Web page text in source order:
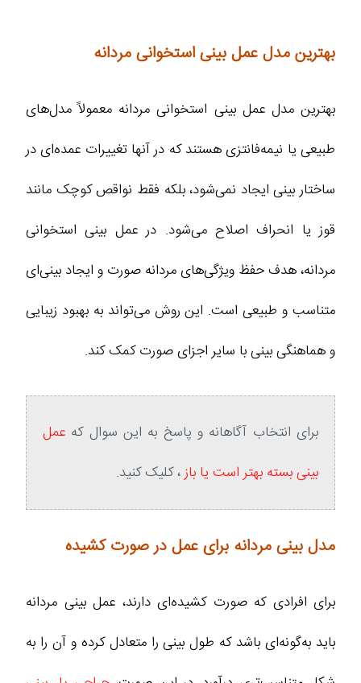
بهترین مدل عمل بینی استخوانی مردانه
بهترین مدل عمل بینی استخوانی مردانه معمولاً مدل‌های
طبیعی یا نیمه‌فانتزی هستند که در آنها تغییرات عمده‌ای در
ساختار بینی ایجاد نمی‌شود، بلکه فقط نواقص کوچک مانند
قوز یا انحراف اصلاح می‌شود. در عمل بینی استخوانی
مردانه، هدف حفظ ویژگی‌های مردانه صورت و ایجاد بینی‌ای
متناسب و طبیعی است. این روش می‌تواند به بهبود زیبایی
و هماهنگی بینی با سایر اجزای صورت کمک کند.
برای انتخاب آگاهانه و پاسخ به این سوال که عمل
بینی بسته بهتر است یا باز،‌ کلیک کنید.
مدل بینی مردانه برای عمل در صورت کشیده
برای افرادی که صورت کشیده‌ای دارند، عمل بینی مردانه
باید به‌گونه‌ای باشد که طول بینی را متعادل کرده و آن را به